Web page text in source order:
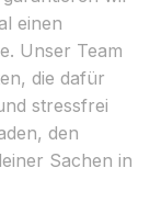
einen
Unser Team
die dafür
stressfrei
den
Sachen in